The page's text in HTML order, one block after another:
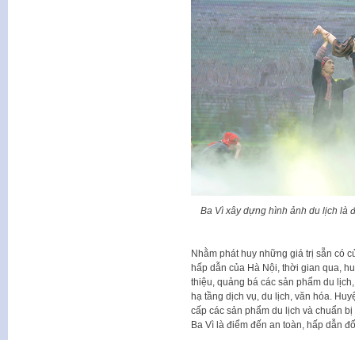
Ba Vì xây dựng hình ảnh du lịch là
Nhằm phát huy những giá trị sẵn có
hấp dẫn của Hà Nội, thời gian qua,
thiệu, quảng bá các sản phẩm du
hạ tầng dịch vụ, du lịch, văn hóa.
cấp các sản phẩm du lịch và chuẩn
Ba Vì là điểm đến an toàn, hấp dẫn